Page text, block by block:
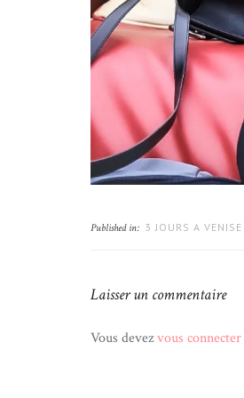
Published in: 3 JOURS A VENISE
Laisser un commentaire
Vous devezvous connecter